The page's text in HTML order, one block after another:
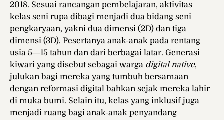
2018. Sesuai rancangan pembelajaran, aktivitas
kelas seni rupa dibagi menjadi dua bidang seni
pengkaryaan, yakni dua dimensi (2D) dan tiga
dimensi (3D). Pesertanya anak-anak pada rentang
usia 5―15 tahun dan dari berbagai latar. Generasi
kiwari yang disebut sebagai warga digital native,
julukan bagi mereka yang tumbuh bersamaan
dengan reformasi digital bahkan sejak mereka lahir
di muka bumi. Selain itu, kelas yang inklusif juga
menjadi ruang bagi anak-anak penyandang